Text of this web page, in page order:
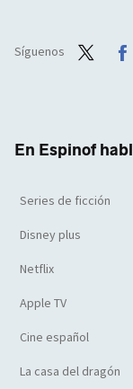
Síguenos
En Espinof
Series de ficción
Disney plus
Netflix
Apple TV
Cine español
La casa del dragón